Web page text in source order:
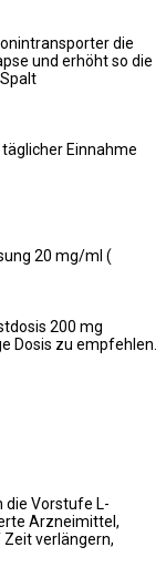
die
und erhöht so die
Einnahme
20 mg/ml (
200 mg
Dosis zu empfehlen.
die Vorstufe L-
Arzneimittel,
Zeit verlängern,